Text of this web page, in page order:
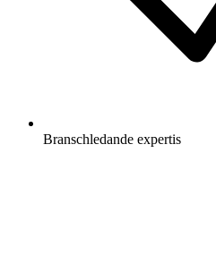
Branschledande expertis